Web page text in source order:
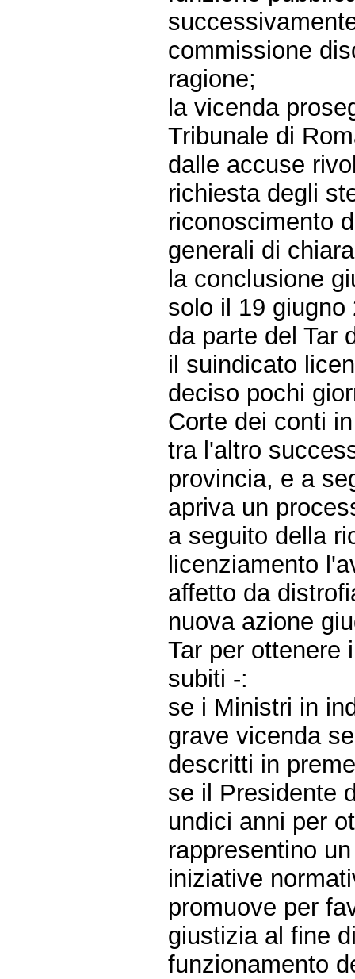
commissione
ragione;
la vicenda
Tribunale di
dalle accuse
richiesta degli
riconoscimento
generali di
la conclusione
solo il 19
da parte del Tar
il suindicato
deciso pochi
Corte dei conti
tra l'altro
provincia, e a
apriva un
a seguito della
licenziamento
affetto da
nuova azione
Tar per ottenere
subiti -:
se i Ministri in
grave vicenda
descritti in
se il Presidente
undici anni per
rappresentino
iniziative
promuove per
giustizia al fine
funzionamento